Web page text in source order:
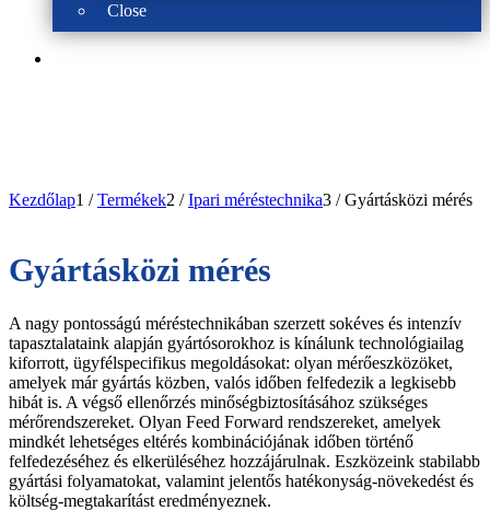
Close
Kezdőlap1 / Termékek2 / Ipari méréstechnika3 / Gyártásközi mérés
Gyártásközi mérés
A nagy pontosságú méréstechnikában szerzett sokéves és intenzív
tapasztalataink alapján gyártósorokhoz is kínálunk technológiailag
kiforrott, ügyfélspecifikus megoldásokat: olyan mérőeszközöket,
amelyek már gyártás közben, valós időben felfedezik a legkisebb
hibát is. A végső ellenőrzés minőségbiztosításához szükséges
mérőrendszereket. Olyan Feed Forward rendszereket, amelyek
mindkét lehetséges eltérés kombinációjának időben történő
felfedezéséhez és elkerüléséhez hozzájárulnak. Eszközeink stabilabb
gyártási folyamatokat, valamint jelentős hatékonyság-növekedést és
költség-megtakarítást eredményeznek.